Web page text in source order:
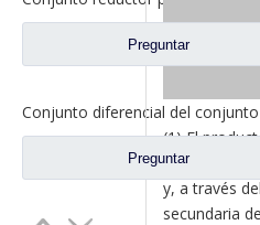
Preguntar
Preguntar
(1) El
está hecho
y, a través
secundaria